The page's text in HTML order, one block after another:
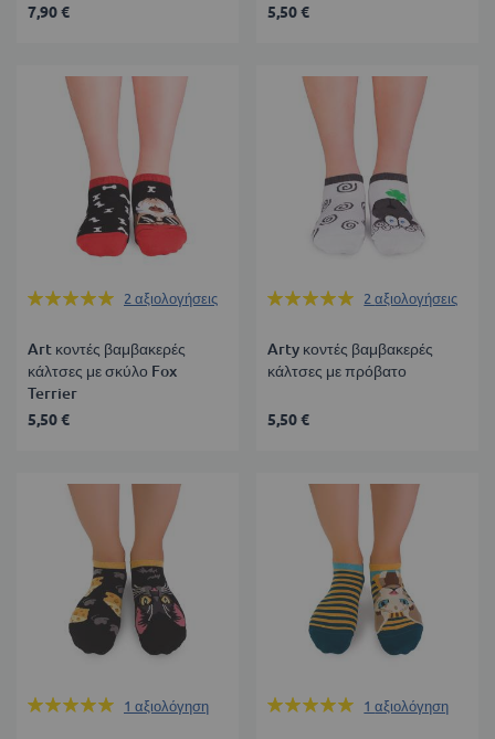
7,90 € 5,50 €
Βαθμολογία:
2 αξιολογήσεις
Art κοντές βαμβακερές
κάλτσες με σκύλο Fox
Terrier
5,50 €
Βαθμολογία:
2αξιολογήσεις
Arty κοντές βαμβακερές
κάλτσες με πρόβατο
5,50 €
Βαθμολογία:
1 αξιολόγηση
Βαθμολογία:
1αξιολόγηση